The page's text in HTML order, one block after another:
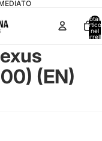
nel
(EN)